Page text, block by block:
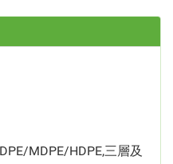
MDPE/HDPE,三層及